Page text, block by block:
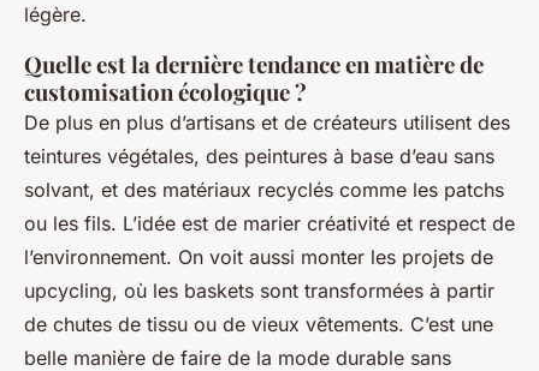
légère.
Quelle est la dernière tendance en matière de
customisation écologique ?
De plus en plus d’artisans et de créateurs utilisent des
teintures végétales, des peintures à base d’eau sans
solvant, et des matériaux recyclés comme les patchs
ou les fils. L’idée est de marier créativité et respect de
l’environnement. On voit aussi monter les projets de
upcycling, où les baskets sont transformées à partir
de chutes de tissu ou de vieux vêtements. C’est une
belle manière de faire de la mode durable sans